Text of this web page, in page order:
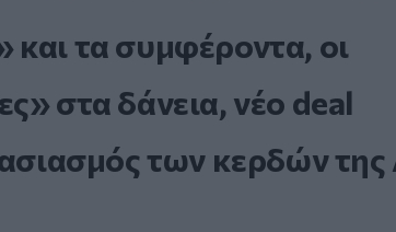
τα συμφέροντα, οι
στα δάνεια, νέο deal
των κερδών